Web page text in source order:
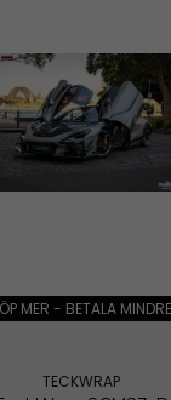
MER - BETALA MINDRE
TECKWRAP